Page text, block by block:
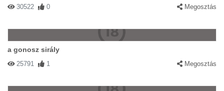
30522 0 Megosztás
a gonosz sirály
25791 1 Megosztás